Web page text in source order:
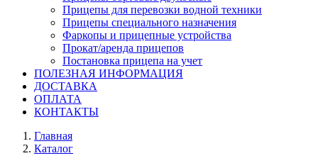
Прицепы для перевозки водной техники
Прицепы специального назначения
Фаркопы и прицепные устройства
Прокат/аренда прицепов
Постановка прицепа на учет
ПОЛЕЗНАЯ ИНФОРМАЦИЯ
ДОСТАВКА
ОПЛАТА
КОНТАКТЫ
Главная
Каталог